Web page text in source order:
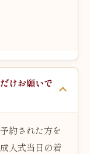
けお願いで
約された方を
人式当日の着